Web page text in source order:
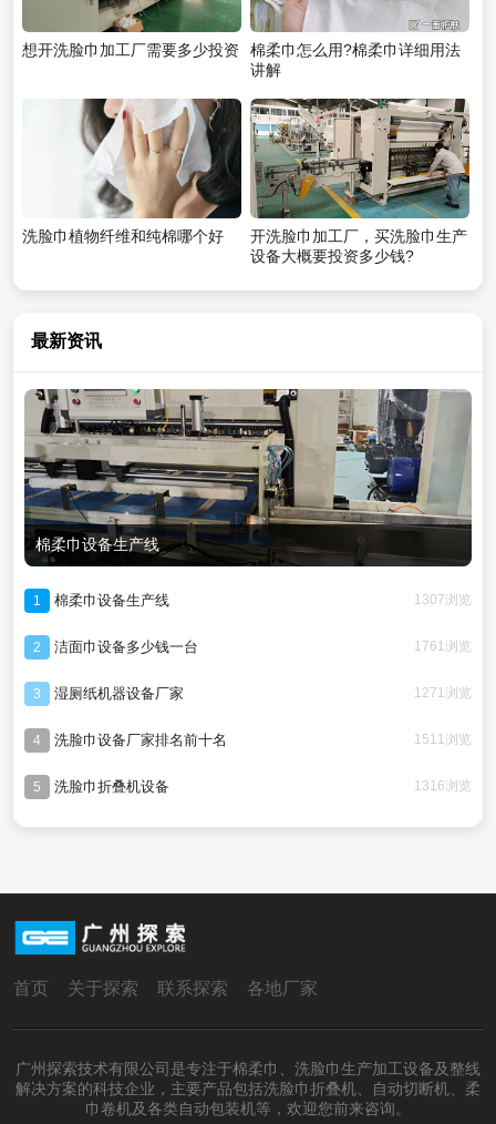
想开洗脸巾加工厂需要多少投资
棉柔巾怎么用?棉柔巾详细用法
讲解
洗脸巾植物纤维和纯棉哪个好
开洗脸巾加工厂，买洗脸巾生产
设备大概要投资多少钱?
最新资讯
棉柔巾设备生产线
1 棉柔巾设备生产线 1307浏览
2 洁面巾设备多少钱一台 1761浏览
3 湿厕纸机器设备厂家 1271浏览
4 洗脸巾设备厂家排名前十名 1511浏览
5 洗脸巾折叠机设备 1316浏览
首页 关于探索 联系探索 各地厂家
广州探索技术有限公司是专注于棉柔巾、洗脸巾生产加工设备及整线
解决方案的科技企业，主要产品包括洗脸巾折叠机、自动切断机、柔
巾卷机及各类自动包装机等，欢迎您前来咨询。